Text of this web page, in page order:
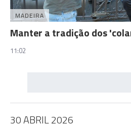
MADEIRA
Manter a tradição dos
11:02
30 ABRIL 2026